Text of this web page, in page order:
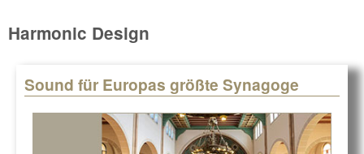
Harmonic Design
Sound für Europas größte Synagoge